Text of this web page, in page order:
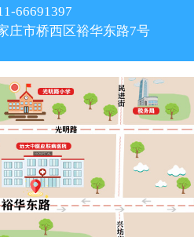
66691397
庄市桥西区裕华东路7号